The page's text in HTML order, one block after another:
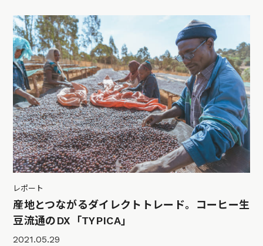
レポート
産地とつながるダイレクトトレード。コーヒー生
豆流通のDX「TYPICA」
2021.05.29